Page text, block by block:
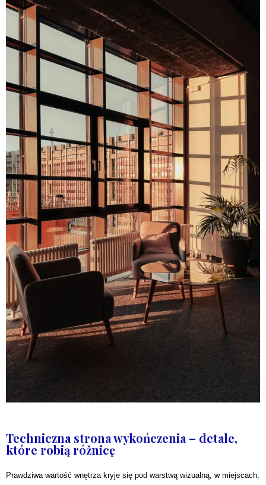
Techniczna strona wykończenia – detale,
które robią różnicę
Prawdziwa wartość wnętrza kryje się pod warstwą wizualną, w miejscach,